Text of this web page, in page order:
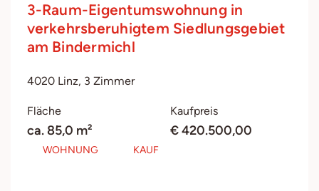
3-Raum-Eigentumswohnung in
verkehrsberuhigtem Siedlungsgebiet
am Bindermichl
4020 Linz, 3 Zimmer
Fläche
ca. 85,0 m²
Kaufpreis
€ 420.500,00
WOHNUNG KAUF